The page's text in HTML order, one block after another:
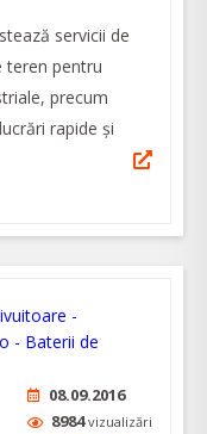
servicii de
teren pentru
precum
rapide și
08.09.2016
8984vizualizări